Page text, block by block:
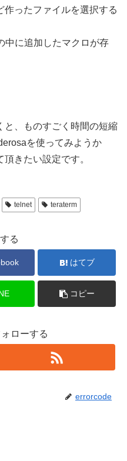
作ったファイルを選択する
中に追加したマクロが存
と、ものすごく時間の短縮
を使ってみようか
きたい設定です。
telnet teraterm
る
はてブ
コピー
ローする
errorcode